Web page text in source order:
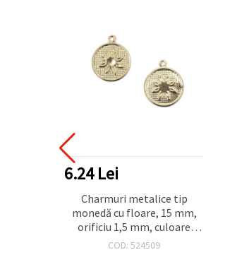
6.24 Lei
Charmuri metalice tip
monedă cu floare, 15 mm,
orificiu 1,5 mm, culoare
argintie - 50 bucăți
COD: 524509